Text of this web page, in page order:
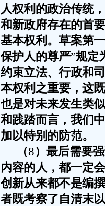
人权利的政治传统
和新政府存在的首
基本权利。草案第
保护人的尊严”规定
约束立法、行政和
本权利之重要，这
也是对未来发生类
和践踏而言，我们
加以特别的防范。
（8）最后需要
内容的人，都一定
创新从来都不是编
者既考察了自清末